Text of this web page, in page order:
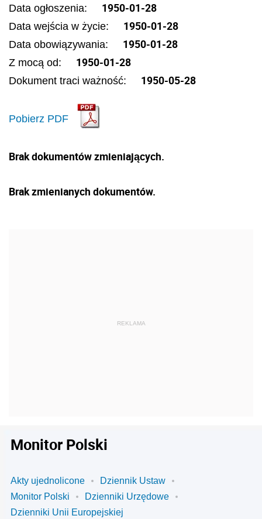
Data ogłoszenia: 1950-01-28
Data wejścia w życie: 1950-01-28
Data obowiązywania: 1950-01-28
Z mocą od: 1950-01-28
Dokument traci ważność: 1950-05-28
Pobierz PDF
Brak dokumentów zmieniających.
Brak zmienianych dokumentów.
Monitor Polski
Akty ujednolicone
Dziennik Ustaw
Monitor Polski
Dzienniki Urzędowe
Dzienniki Unii Europejskiej